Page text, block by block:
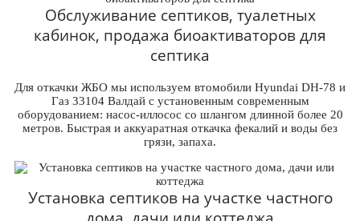
Обслуживание септиков, туалетных
кабинок, продажа биоактиваторов для
септика
Для откачки ЖБО мы используем втомобили Hyundai DH-78 и
Газ 33104 Валдай с установенным современным
оборудованием: насос-иллосос со шлангом длинной более 20
метров. Быстрая и аккуаратная откачка фекалий и воды без
грязи, запаха.
Установка септиков на участке частного